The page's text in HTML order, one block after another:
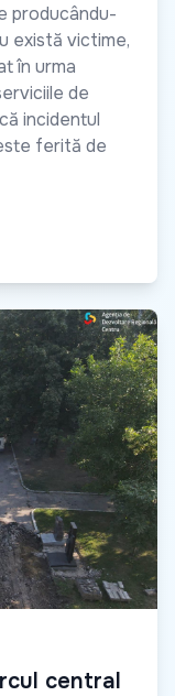
producându-
există victime,
în urma
de
incidentul
ferită de
central